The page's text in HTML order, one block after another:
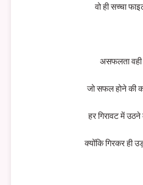
वो ही सच्चा
असफलता वही
जो सफल होने की
हर गिरावट में
क्योंकि गिरकर ही